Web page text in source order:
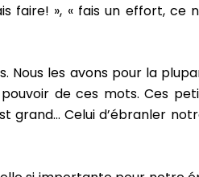
faire! », « fais un effort, ce
Nous les avons pour la
de ces mots. Ces
grand… Celui d’ébranler